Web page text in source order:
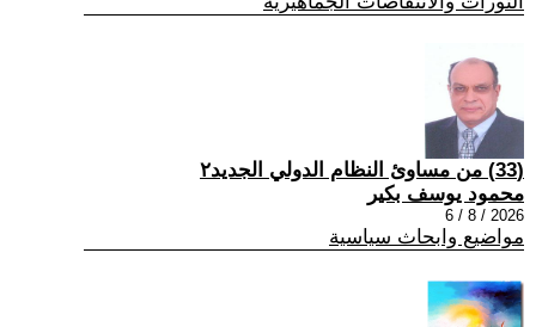
(33) من مساوئ النظام الدولي الجديد٢
محمود يوسف بكير
2026 / 8 / 6
مواضيع وابحاث سياسية